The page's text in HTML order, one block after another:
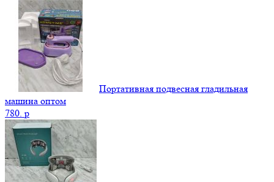
Портативная подвесная гладильная
машина оптом
780. p